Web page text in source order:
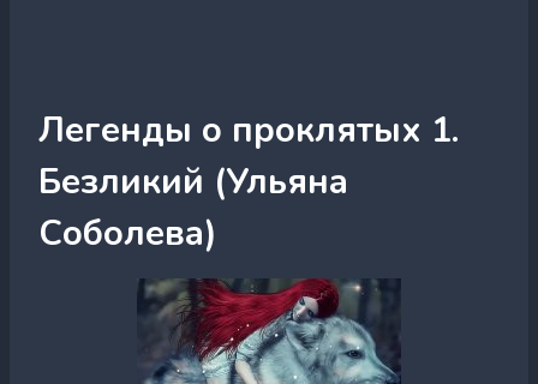
Легенды о проклятых 1.
Безликий (Ульяна
Соболева)